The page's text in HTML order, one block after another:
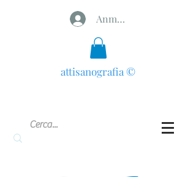
Anmelden
attisanografia ©